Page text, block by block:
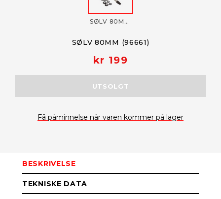
SØLV 80MM (96661)
SØLV 80MM (96661)
kr 199
UTSOLGT
Få påminnelse når varen kommer på lager
BESKRIVELSE
TEKNISKE DATA